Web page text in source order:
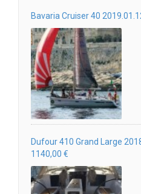
Bavaria Cruiser 40
Dufour 410 Grand Large
1140,00 €